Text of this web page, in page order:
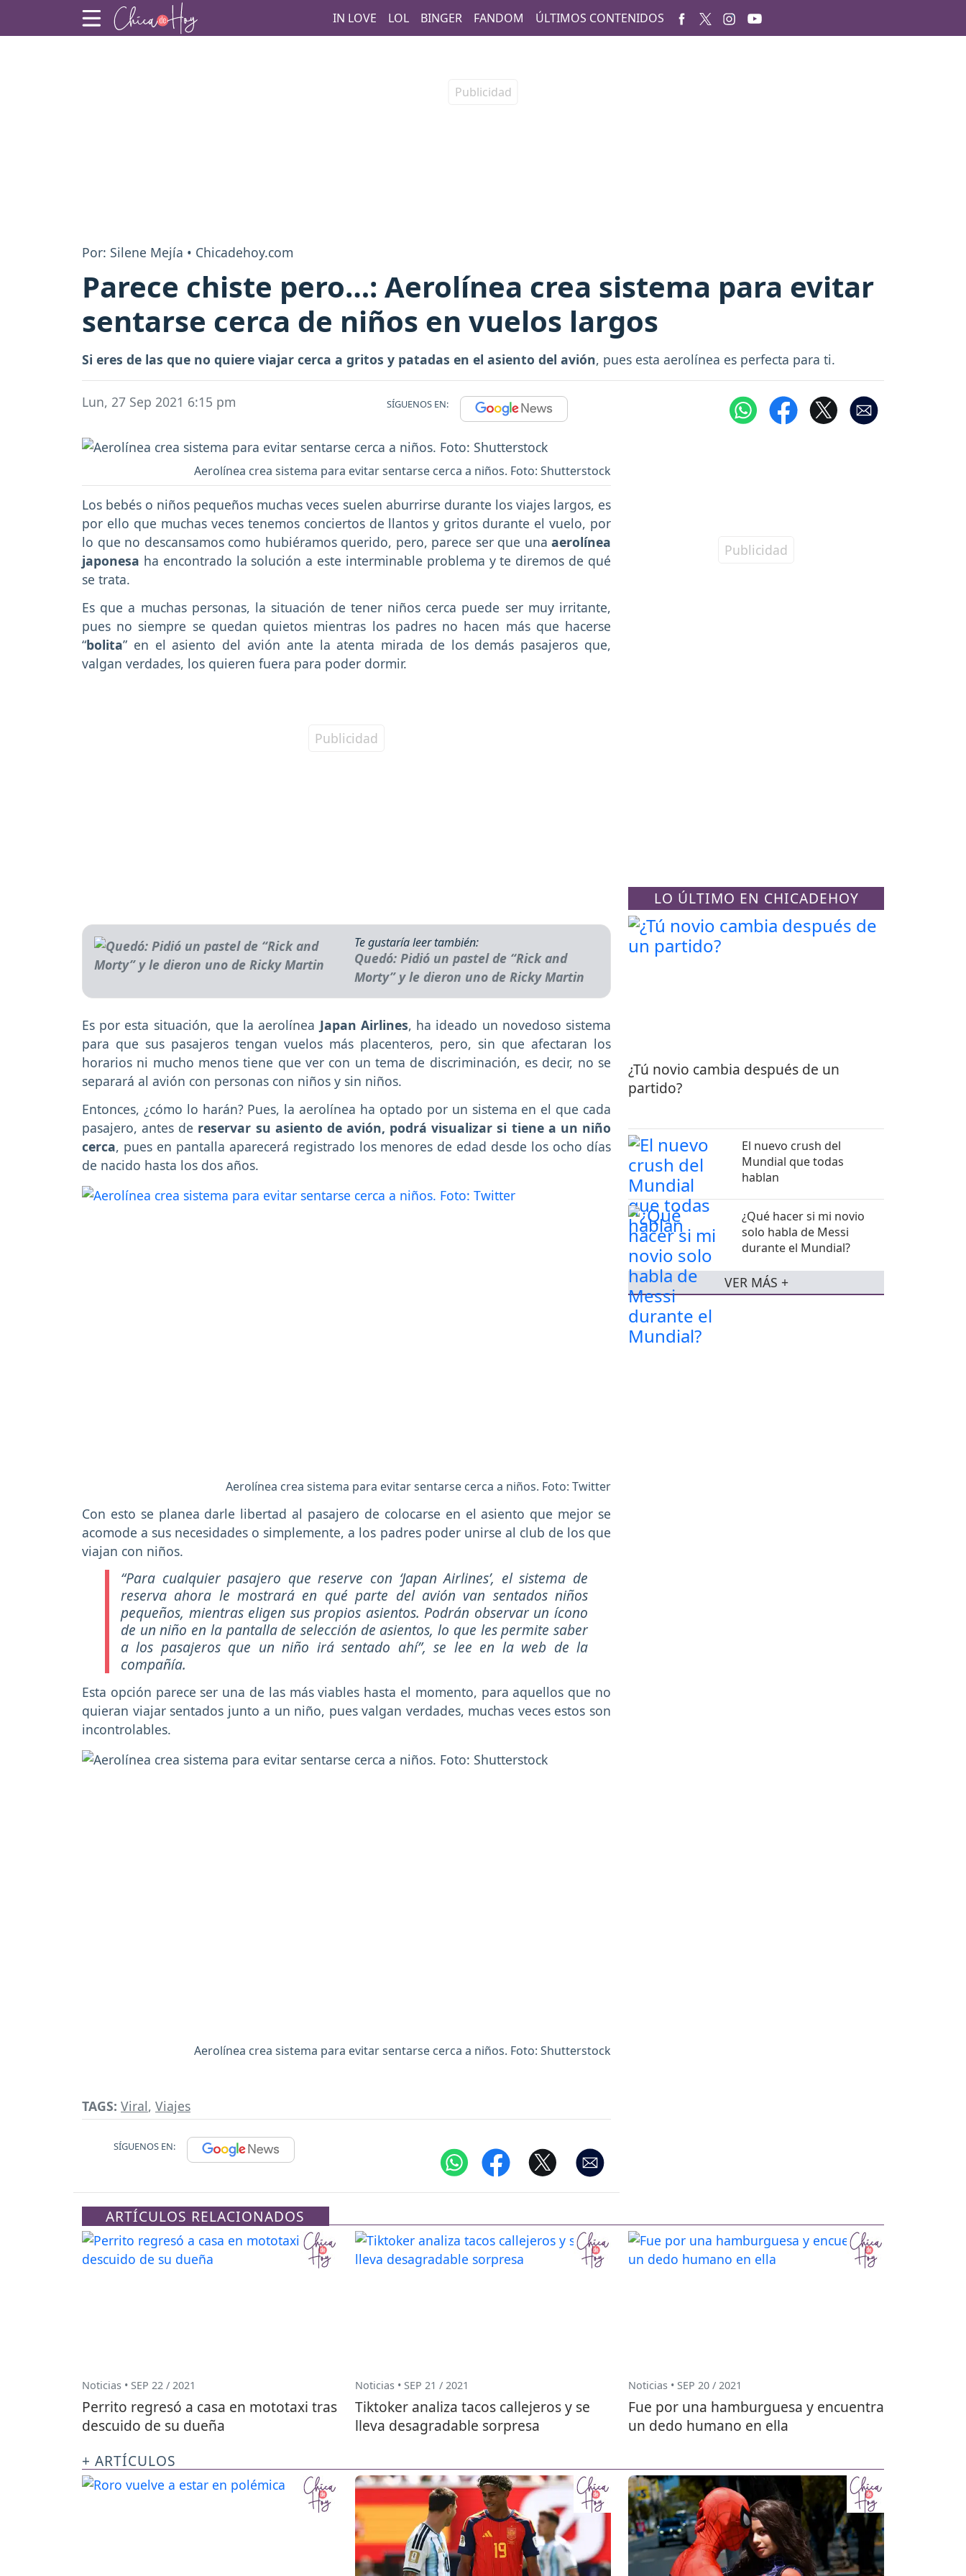
IN LOVE LOL BINGER FANDOM ÚLTIMOS CONTENIDOS
Por: Silene Mejía • Chicadehoy.com
Parece chiste pero…: Aerolínea crea sistema para evitar
sentarse cerca de niños en vuelos largos
Si eres de las que no quiere viajar cerca a gritos y patadas en el asiento del avión, pues esta aerolínea es perfecta para ti.
Lun, 27 Sep 2021 6:15 pm SÍGUENOS EN:
Aerolínea crea sistema para evitar sentarse cerca a niños. Foto: Shutterstock
Los bebés o niños pequeños muchas veces suelen aburrirse durante los viajes largos, es
por ello que muchas veces tenemos conciertos de llantos y gritos durante el vuelo, por
lo que no descansamos como hubiéramos querido, pero, parece ser que una aerolínea
japonesa ha encontrado la solución a este interminable problema y te diremos de qué
se trata.
Es que a muchas personas, la situación de tener niños cerca puede ser muy irritante,
pues no siempre se quedan quietos mientras los padres no hacen más que hacerse
“bolita” en el asiento del avión ante la atenta mirada de los demás pasajeros que,
valgan verdades, los quieren fuera para poder dormir.
Te gustaría leer también:
Quedó: Pidió un pastel de “Rick and
Morty” y le dieron uno de Ricky Martin
Es por esta situación, que la aerolínea Japan Airlines, ha ideado un novedoso sistema
para que sus pasajeros tengan vuelos más placenteros, pero, sin que afectaran los
horarios ni mucho menos tiene que ver con un tema de discriminación, es decir, no se
separará al avión con personas con niños y sin niños.
Entonces, ¿cómo lo harán? Pues, la aerolínea ha optado por un sistema en el que cada
pasajero, antes de reservar su asiento de avión, podrá visualizar si tiene a un niño
cerca, pues en pantalla aparecerá registrado los menores de edad desde los ocho días
de nacido hasta los dos años.
Aerolínea crea sistema para evitar sentarse cerca a niños. Foto: Twitter
Con esto se planea darle libertad al pasajero de colocarse en el asiento que mejor se
acomode a sus necesidades o simplemente, a los padres poder unirse al club de los que
viajan con niños.
“Para cualquier pasajero que reserve con ‘Japan Airlines’, el sistema de
reserva ahora le mostrará en qué parte del avión van sentados niños
pequeños, mientras eligen sus propios asientos. Podrán observar un ícono
de un niño en la pantalla de selección de asientos, lo que les permite saber
a los pasajeros que un niño irá sentado ahí”, se lee en la web de la
compañía.
Esta opción parece ser una de las más viables hasta el momento, para aquellos que no
quieran viajar sentados junto a un niño, pues valgan verdades, muchas veces estos son
incontrolables.
Aerolínea crea sistema para evitar sentarse cerca a niños. Foto: Shutterstock
TAGS: Viral, Viajes
SÍGUENOS EN:
LO ÚLTIMO EN CHICADEHOY
¿Tú novio cambia después de un
partido?
El nuevo crush del
Mundial que todas
hablan
¿Qué hacer si mi novio
solo habla de Messi
durante el Mundial?
VER MÁS +
ARTÍCULOS RELACIONADOS
Noticias • SEP 22 / 2021
Perrito regresó a casa en mototaxi tras
descuido de su dueña
Noticias • SEP 21 / 2021
Tiktoker analiza tacos callejeros y se
lleva desagradable sorpresa
Noticias • SEP 20 / 2021
Fue por una hamburguesa y encuentra
un dedo humano en ella
+ ARTÍCULOS